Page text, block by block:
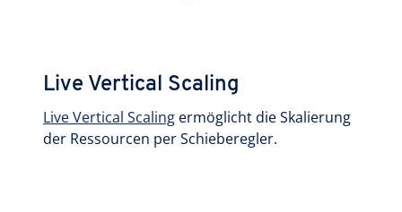
Live Vertical Scaling
Live Vertical Scaling ermöglicht die Skalierung
der Ressourcen per Schieberegler.